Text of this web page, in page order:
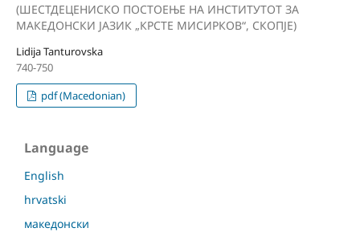
(ШЕСТДЕЦЕНИСКО ПОСТОЕЊЕ НА ИНСТИТУТОТ ЗА
МАКЕДОНСКИ ЈАЗИК „КРСТЕ МИСИРКОВ“, СКОПЈЕ)
Lidija Tanturovska
740-750
pdf (Macedonian)
Language
English
hrvatski
македонски